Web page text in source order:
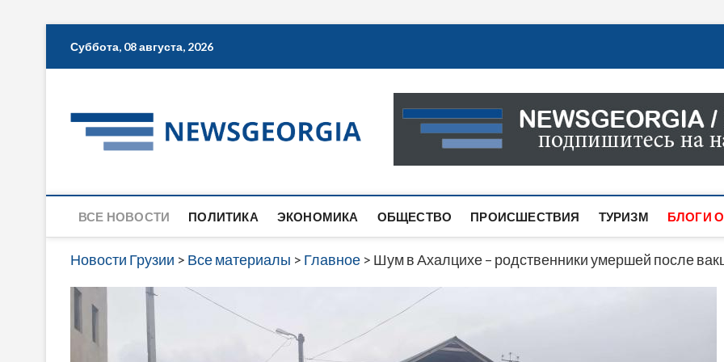
Суббота, 08 августа, 2026
Новости Грузии
САМАЯ АКТУАЛЬНАЯ ИНФОРМАЦИЯ О СОБЫТИЯХ
САЙТЕ ВЫ НАЙДЕТЕ НОВОСТИ ПОЛИТИКИ,
ВСЕ НОВОСТИ ПОЛИТИКА ЭКОНОМИКА ОБЩЕСТВО ПРОИСШЕСТВИЯ ТУРИЗМ БЛОГИ
Новости Грузии > Все материалы > Главное > Шум в Ахалцихе – родственники умершей после